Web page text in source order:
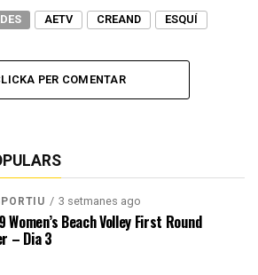
AETV CREAND ESQUÍ
PER COMENTAR
3 setmanes ago
Women’s Beach Volley First Round
– Dia 3